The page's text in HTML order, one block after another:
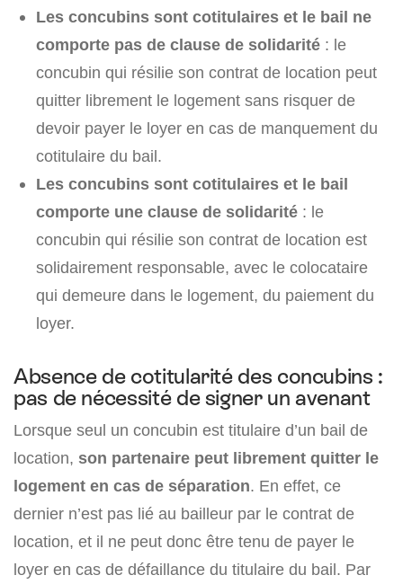
Les concubins sont cotitulaires et le bail ne
comporte pas de clause de solidarité : le
concubin qui résilie son contrat de location peut
quitter librement le logement sans risquer de
devoir payer le loyer en cas de manquement du
cotitulaire du bail.
Les concubins sont cotitulaires et le bail
comporte une clause de solidarité : le
concubin qui résilie son contrat de location est
solidairement responsable, avec le colocataire
qui demeure dans le logement, du paiement du
loyer.
Absence de cotitularité des concubins :
pas de nécessité de signer un avenant
Lorsque seul un concubin est titulaire d’un bail de
location, son partenaire peut librement quitter le
logement en cas de séparation. En effet, ce
dernier n’est pas lié au bailleur par le contrat de
location, et il ne peut donc être tenu de payer le
loyer en cas de défaillance du titulaire du bail. Par